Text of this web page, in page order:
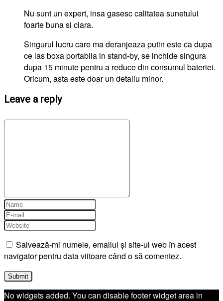
Nu sunt un expert, insa gasesc calitatea sunetului
foarte buna si clara.
Singurul lucru care ma deranjeaza putin este ca dupa
ce las boxa portabila in stand-by, se inchide singura
dupa 15 minute pentru a reduce din consumul bateriei.
Oricum, asta este doar un detaliu minor.
Leave a reply
Salvează-mi numele, emailul și site-ul web în acest
navigator pentru data viitoare când o să comentez.
No widgets added. You can disable footer widget area in